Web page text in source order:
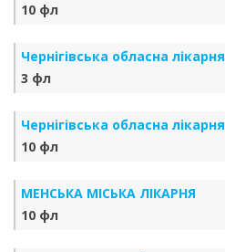
10 фл
Чернігівська обласна лікарня
3 фл
Чернігівська обласна лікарня
10 фл
МЕНСЬКА МІСЬКА ЛІКАРНЯ
10 фл